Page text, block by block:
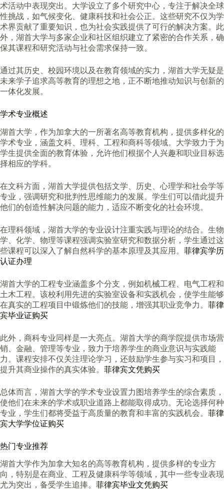
术活动中表现突出。大学设立了多个研究中心，专注于解决全球
性挑战，如气候变化、健康科技和社会公正。这些研究不仅为学
术界贡献了重要知识，也为社会实践提供了可行的解决方案。此
外，湖首大学与多家企业和社区组织建立了紧密的合作关系，确
保其课程和研究活动与社会需求保持一致。
通过其历史、校园环境以及在教育领域的实力，湖首大学无疑是
未来学子追求高等教育的理想之地，正不断地推动知识与创新的
一体化发展。
学术专业概述
湖首大学，作为加拿大的一所著名高等教育机构，提供多样化的
学术专业，涵盖文科、理科、工程和商科等领域。大学致力于为
学生提供全面的教育体验，允许他们根据个人兴趣和职业目标选
择相应的学科。
在文科方面，湖首大学提供包括文学、历史、心理学和社会学等
专业，强调研究和批判性思维能力的发展。学生们可以借此提升
他们的创造性解决问题的能力，适应不断变化的社会环境。
在理科领域，湖首大学的专业设计注重实践与理论的结合。生物
学、化学、物理等课程强调实验室研究和数据分析，学生通过这
些课程可以深入了解自然科学的基本原理及其应用。 菲律宾学历
认证办理
湖首大学的工程专业涵盖多个分支，例如机械工程、电气工程和
土木工程。该校利用先进的实验室设备和实践机会，使学生能够
在真实的工程项目中锻炼他们的技能，增强其职业竞争力。 菲律
宾毕业证购买
此外，商科专业同样是一大亮点。湖首大学的商学院提供市场营
销、金融、管理等专业，致力于培养学生的商业意识与实践能
力。课程安排不仅关注理论学习，还鼓励学生参与实习和项目，
提升其商业操作的真实体验。 菲律宾文凭购买
总体而言，湖首大学的学术专业设置力图培养学生的综合素质，
使他们在未来的学术或职业道路上都能取得成功。无论选择何种
专业，学生们都将受益于高质量的教育和丰富的实践机会。 菲律
宾大学学位证购买
热门专业推荐
湖首大学作为加拿大知名的高等教育机构，提供多样的专业方
向，特别是在商业、工程及健康科学等领域，其中一些专业表现
尤为突出，备受学生追捧。 菲律宾毕业文凭购买